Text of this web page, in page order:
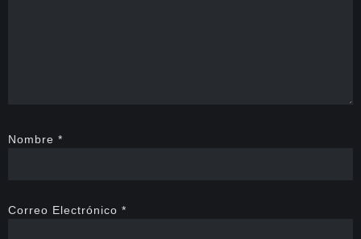
Nombre *
Correo Electrónico *